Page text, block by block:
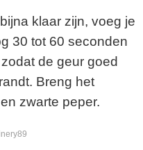
klaar zijn, voeg je
30 tot 60 seconden
de geur goed
Breng het
zwarte peper.